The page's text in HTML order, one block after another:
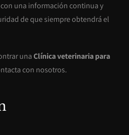
una información continua y
de que siempre obtendrá el
unaClínica veterinaria para
con nosotros.